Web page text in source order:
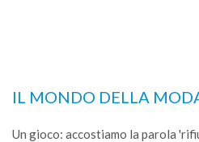
IL MONDO DELLA
Un gioco: accostiamo la parola